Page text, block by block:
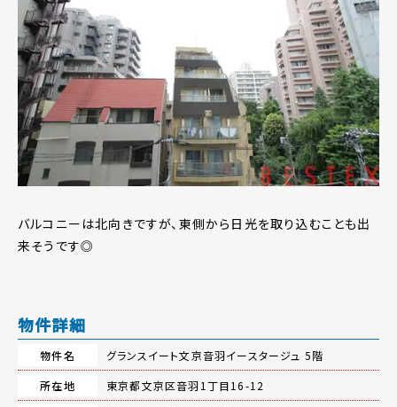
バルコニーは北向きですが、東側から日光を取り込むことも出
来そうです◎
物件詳細
物件名
グランスイート文京音羽イースタージュ 5階
所在地
東京都文京区音羽1丁目16-12